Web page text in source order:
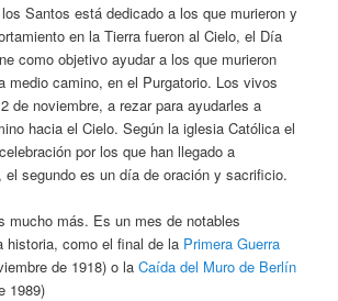
Santos está dedicado a los que murieron y
en la Tierra fueron al Cielo, el Día
como objetivo ayudar a los que murieron
medio camino, en el Purgatorio. Los vivos
de noviembre, a rezar para ayudarles a
hacia el Cielo. Según la iglesia Católica el
por los que han llegado a
el segundo es un día de oración y sacrificio.
mucho más. Es un mes de notables
historia, como el final de la Primera Guerra
de 1918) o laCaída del Muro de Berlín
1989)